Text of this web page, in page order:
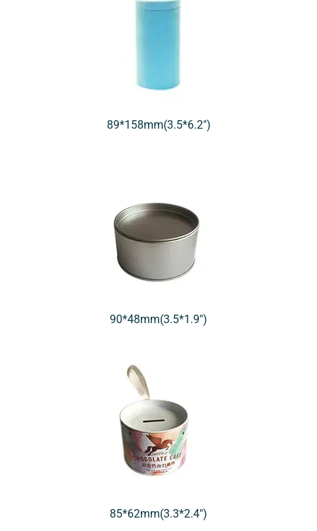
89*158mm(3.5*6.2″)
90*48mm(3.5*1.9″)
85*62mm(3.3*2.4″)